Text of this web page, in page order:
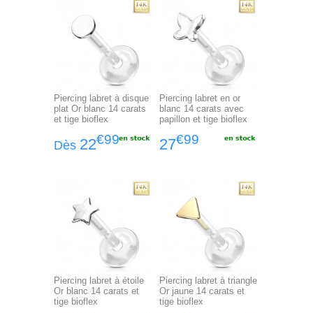
Piercing labret à disque
plat Or blanc 14 carats
et tige bioflex
Dès 22€99
Piercing labret en or
blanc 14 carats avec
papillon et tige bioflex
27€99
Piercing labret à étoile
Or blanc 14 carats et
tige bioflex
Piercing labret à triangle
Or jaune 14 carats et
tige bioflex